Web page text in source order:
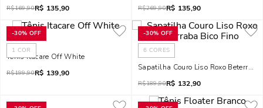
R$169,90R$ 135,90 R$269,90R$ 135,90
-30% OFF
1 COR
Tênis Itacare Off White
R$199,90R$ 139,90
-30% OFF
6 CORES
Sapatilha Couro Liso Roxo Beterraba
R$189,90R$ 132,90